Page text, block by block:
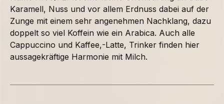
Karamell, Nuss und vor allem Erdnuss dabei auf der
Zunge mit einem sehr angenehmen Nachklang, dazu
doppelt so viel Koffein wie ein Arabica. Auch alle
Cappuccino und Kaffee,-Latte, Trinker finden hier
aussagekräftige Harmonie mit Milch.